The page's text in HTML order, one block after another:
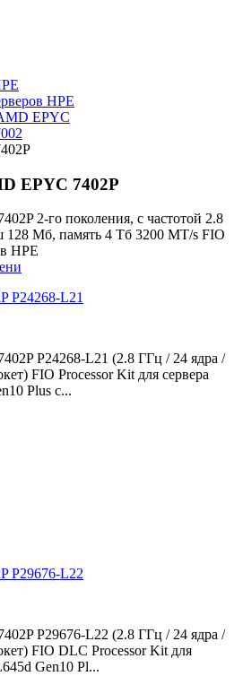
HPE
EPYC
EPYC 7402P
2-го поколения, c частотой 2.8
128 Мб, память 4 Тб 3200 MT/s FIO
HPE
P24268-L21 (2.8 ГГц / 24 ядра /
FIO Processor Kit для сервера
Plus с...
P29676-L22 (2.8 ГГц / 24 ядра /
FIO DLC Processor Kit для
Gen10 Pl...